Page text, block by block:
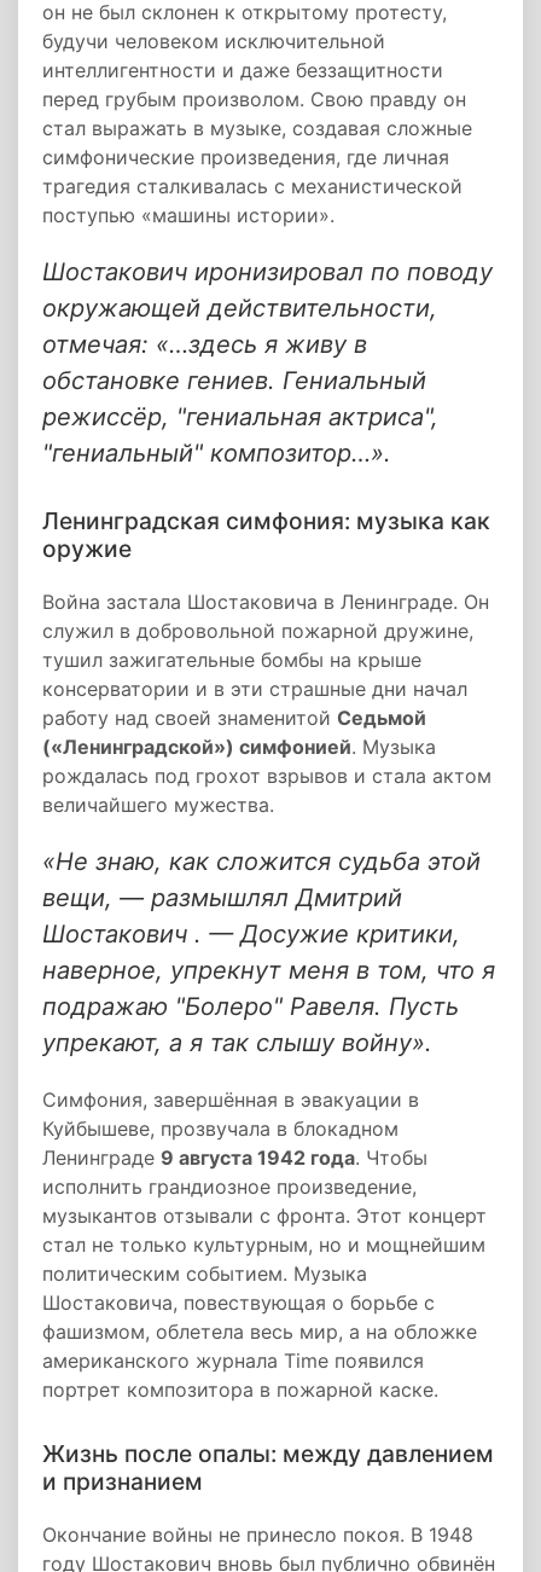
он не был склонен к открытому протесту,
будучи человеком исключительной
интеллигентности и даже беззащитности
перед грубым произволом. Свою правду он
стал выражать в музыке, создавая сложные
симфонические произведения, где личная
трагедия сталкивалась с механистической
поступью «машины истории».
Шостакович иронизировал по поводу
окружающей действительности,
отмечая: «…здесь я живу в
обстановке гениев. Гениальный
режиссёр, "гениальная актриса",
"гениальный" композитор…».
Ленинградская симфония: музыка как
оружие
Война застала Шостаковича в Ленинграде. Он
служил в добровольной пожарной дружине,
тушил зажигательные бомбы на крыше
консерватории и в эти страшные дни начал
работу над своей знаменитой Седьмой
(«Ленинградской») симфонией. Музыка
рождалась под грохот взрывов и стала актом
величайшего мужества.
«Не знаю, как сложится судьба этой
вещи, — размышлял Дмитрий
Шостакович . — Досужие критики,
наверное, упрекнут меня в том, что я
подражаю "Болеро" Равеля. Пусть
упрекают, а я так слышу войну».
Симфония, завершённая в эвакуации в
Куйбышеве, прозвучала в блокадном
Ленинграде 9 августа 1942 года. Чтобы
исполнить грандиозное произведение,
музыкантов отзывали с фронта. Этот концерт
стал не только культурным, но и мощнейшим
политическим событием. Музыка
Шостаковича, повествующая о борьбе с
фашизмом, облетела весь мир, а на обложке
американского журнала Time появился
портрет композитора в пожарной каске.
Жизнь после опалы: между давлением
и признанием
Окончание войны не принесло покоя. В 1948
году Шостакович вновь был публично обвинён